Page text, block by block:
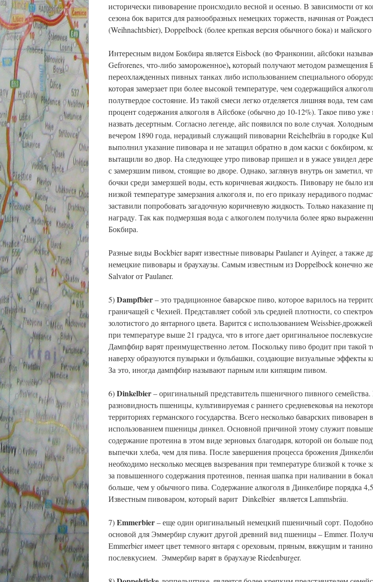
исторически пивоварение происходило весной и осенью. В зависимости от
сезона бок варится для разнообразных немецких торжеств, начиная от
(Weihnachtsbier), Doppelbock (более крепкая версия обычного бока) и
Интересным видом Бокбира является Eisbock (во Франконии, айсбоки
Gefrorenes, что-либо замороженное),который получают методом размещения
переохлажденных пивных танках либо использованием специального
которая замерзает при более высокой температуре, чем содержащийся
полутвердое состояние. Из такой смеси легко отделяется лишняя вода, тем
процент содержания алкоголя в Айсбоке (обычно до 10-12%). Такое пиво
назвать десертным. Согласно легенде, айс появился по воле случая.
вечером 1890 года, нерадивый служащий пивоварни Reichelbräu в городке
выполнил указание пивовара и не затащил обратно в дом каски с бокбиром,
вытащили во двор. На следующее утро пивовар пришел и в ужасе увидел
с замерзшим пивом, стоящие во дворе. Однако, заглянув внутрь он заметил,
бочки среди замерзшей воды, есть коричневая жидкость. Пивовару не было
низкой температуре замерзания алкоголя и, по его приказу нерадивого
заставили попробовать загадочную коричневую жидкость. Только наказание
награду. Так как подмерзшая вода с алкоголем получила более ярко
Бокбира.
Разные виды Bockbier варят известные пивовары Paulaner и Ayinger, а также
немецкие пивовары и браухаузы. Самым известным из Doppelbock конечно же
Salvator от Paulaner.
5)Dampfbier– это традиционное баварское пиво, которое варилось на
граничащей с Чехией. Представляет собой эль средней плотности, со
золотистого до янтарного цвета. Варится с использованием Weissbier-
при температуре выше 21 градуса, что в итоге дает оригинальное
Дампфбир варят преимущественно летом. Поскольку пиво бродит при такой
наверху образуются пузырьки и бульбашки, создающие визуальные эффекты
За это, иногда дампфбир называют парным или кипящим пивом.
6)Dinkelbier– оригинальный представитель пшеничного пивного
разновидность пшеницы, культивируемая с раннего средневековья на
территориях германского государства. Всего несколько баварских пивоварен
использованием пшеницы динкел. Основной причиной этому служит
содержание протеина в этом виде зерновых благодаря, которой он больше
выпечки хлеба, чем для пива. После завершения процесса брожения
необходимо несколько месяцев вызревания при температуре близкой к точке
за повышенного содержания протеинов, пенная шапка при наливании в бокал
больше, чем у обычного пива. Содержание алкоголя в Динкелбире порядка
Известным пивоваром, который варит Dinkelbier является Lammsbräu.
7)Emmerbier– еще один оригинальный немецкий пшеничный сорт.
основой для Эммербир служит другой древний вид пшеницы – Emmer.
Emmerbier имеет цвет темного янтаря с ореховым, пряным, вяжущим и
послевкусием. Эммербир варят в браухаузе Riedenburger.